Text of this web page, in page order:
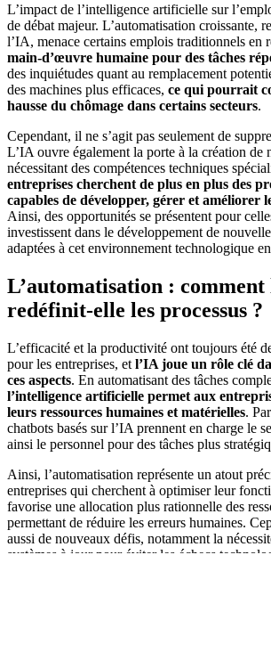
L’impact de l’intelligence artificielle sur
de débat majeur. L’automatisation croissante,
l’IA, menace certains emplois traditionnels en
main-d’œuvre humaine pour des tâches
des inquiétudes quant au remplacement
des machines plus efficaces, ce qui pourrait
hausse du chômage dans certains secteurs.
Cependant, il ne s’agit pas seulement de
L’IA ouvre également la porte à la création de
nécessitant des compétences techniques
entreprises cherchent de plus en plus des
capables de développer, gérer et améliorer
Ainsi, des opportunités se présentent pour
investissent dans le développement de
adaptées à cet environnement technologique
L’automatisation : comment
redéfinit-elle les processus ?
L’efficacité et la productivité ont toujours été
pour les entreprises, et l’IA joue un rôle clé
ces aspects. En automatisant des tâches
l’intelligence artificielle permet aux
leurs ressources humaines et matérielles.
chatbots basés sur l’IA prennent en charge le
ainsi le personnel pour des tâches plus
Ainsi, l’automatisation représente un atout
entreprises qui cherchent à optimiser leur
favorise une allocation plus rationnelle des
permettant de réduire les erreurs humaines.
aussi de nouveaux défis, notamment la
systèmes à jour pour éviter les échecs